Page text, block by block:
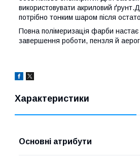
використовувати акриловий
потрібно тонким шаром після
Повна полімеризація фарби
завершення роботи, пензля й
Характеристики
Основні атрибути